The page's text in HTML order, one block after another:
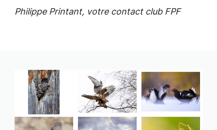
Philippe Printant, votre contact club FPF